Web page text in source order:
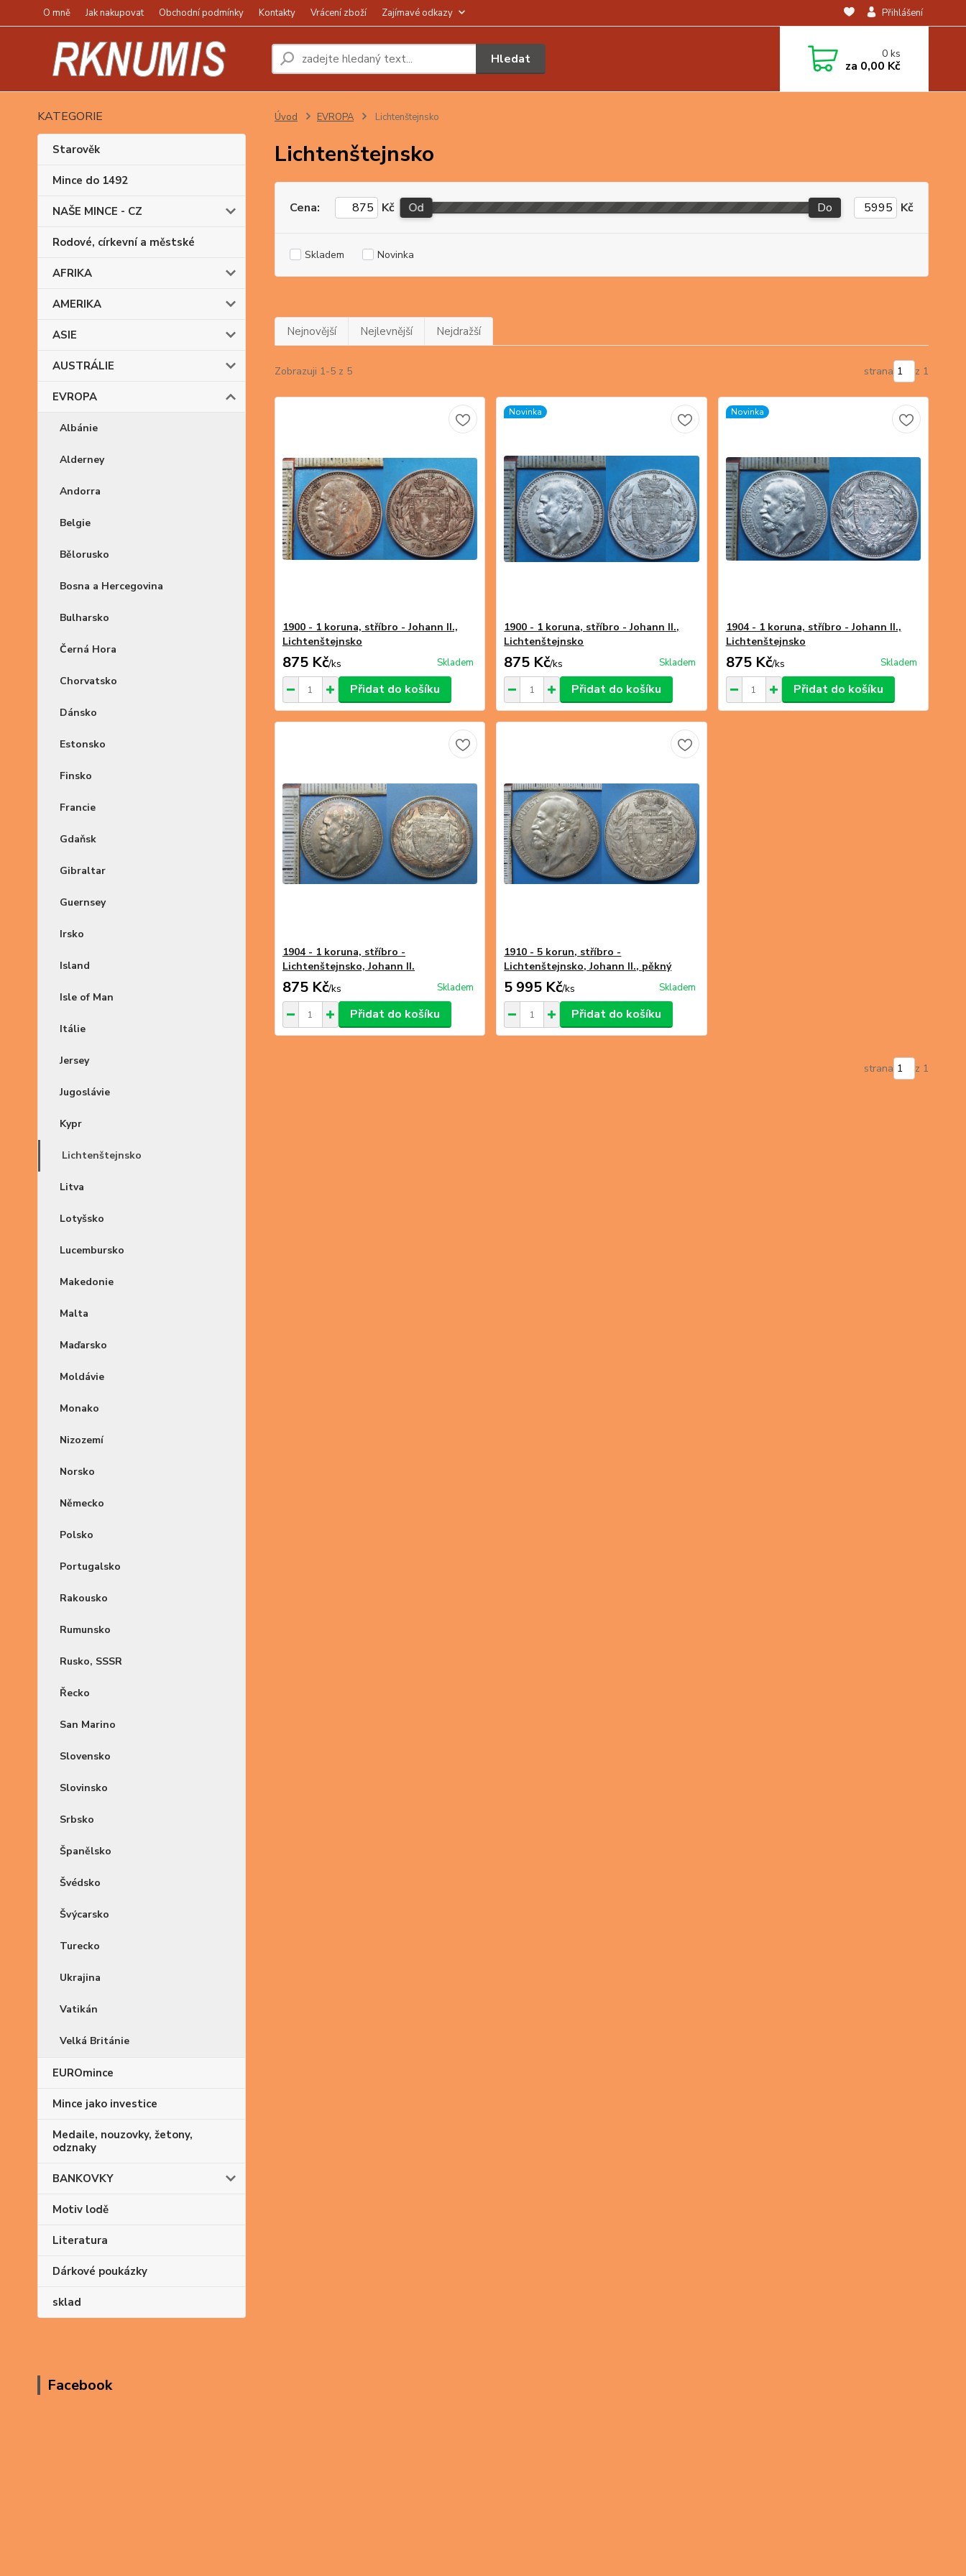
O mně Jak nakupovat Obchodní podmínky Kontakty Vrácení zboží Zajímavé odkazy Přihlášení
Hledat 0ks
za 0,00 Kč
KATEGORIE
Starověk
Mince do 1492
NAŠE MINCE - CZ
Rodové, církevní a městské
AFRIKA
AMERIKA
ASIE
AUSTRÁLIE
EVROPA
Albánie
Alderney
Andorra
Belgie
Bělorusko
Bosna a Hercegovina
Bulharsko
Černá Hora
Chorvatsko
Dánsko
Estonsko
Finsko
Francie
Gdaňsk
Gibraltar
Guernsey
Irsko
Island
Isle of Man
Itálie
Jersey
Jugoslávie
Kypr
Lichtenštejnsko
Litva
Lotyšsko
Lucembursko
Makedonie
Malta
Maďarsko
Moldávie
Monako
Nizozemí
Norsko
Německo
Polsko
Portugalsko
Rakousko
Rumunsko
Rusko, SSSR
Řecko
San Marino
Slovensko
Slovinsko
Srbsko
Španělsko
Švédsko
Švýcarsko
Turecko
Ukrajina
Vatikán
Velká Británie
EUROmince
Mince jako investice
Medaile, nouzovky, žetony,
odznaky
BANKOVKY
Motiv lodě
Literatura
Dárkové poukázky
sklad
Facebook
Úvod EVROPA Lichtenštejnsko
Lichtenštejnsko
Cena: Kč Od Do Kč
Skladem Novinka
Nejnovější Nejlevnější Nejdražší
Zobrazuji 1-5 z 5 strana z 1
1900 - 1 koruna, stříbro - Johann II.,
Lichtenštejnsko
875 Kč/ks Skladem
Přidat do košíku
Novinka
1900 - 1 koruna, stříbro - Johann II.,
Lichtenštejnsko
875 Kč/ks Skladem
Přidat do košíku
Novinka
1904 - 1 koruna, stříbro - Johann II.,
Lichtenštejnsko
875 Kč/ks Skladem
Přidat do košíku
1904 - 1 koruna, stříbro -
Lichtenštejnsko, Johann II.
875 Kč/ks Skladem
Přidat do košíku
1910 - 5 korun, stříbro -
Lichtenštejnsko, Johann II., pěkný
5 995 Kč/ks Skladem
Přidat do košíku
strana z 1